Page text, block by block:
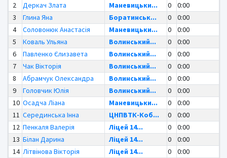
2 Деркач Злата Маневицьки... 0
0:00
3
Глина Яна Боратинськ... 0
0:00
4
Соловонюк Анастасія Маневицьки... 0
0:00
5
Коваль Ульяна Волинський... 0
0:00
6
Павленко Єлизавета Волинський... 0
0:00
7
Чак Вікторія Волинський... 0
0:00
8
Абрамчук Олександра Волинський... 0
0:00
9
Головчик Юлія Волинський... 0
0:00
10 Осадча Ліана Маневицьки... 0
0:00
11 Серединська Інна ЦНПВТК-Коб... 0
0:00
12 Пенкаля Валерія Ліцей 14... 0
0:00
13 Білан Дарина Ліцей 14... 0
0:00
14 Літвінова Вікторія Ліцей 14... 0
0:00